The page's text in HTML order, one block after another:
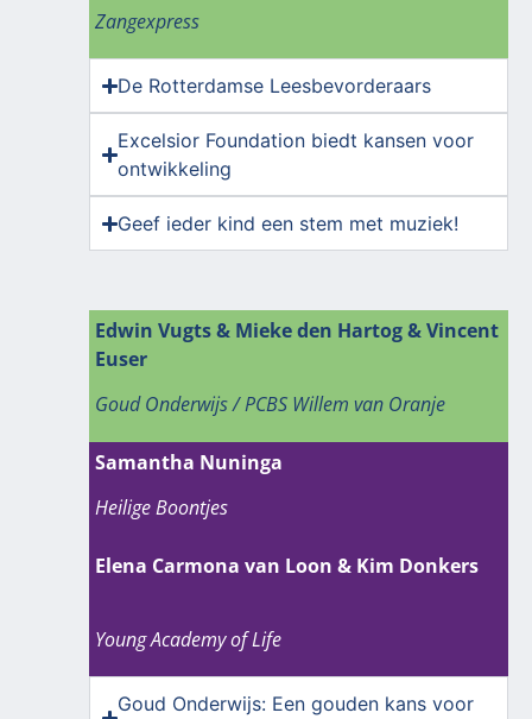
Zangexpress
De Rotterdamse Leesbevorderaars
Excelsior Foundation biedt kansen voor
ontwikkeling
Geef ieder kind een stem met muziek!
Edwin Vugts & Mieke den Hartog & Vincent
Euser
Goud Onderwijs / PCBS Willem van Oranje
Samantha Nuninga
Heilige Boontjes
Elena Carmona van Loon & Kim Donkers
Young Academy of Life
Goud Onderwijs: Een gouden kans voor